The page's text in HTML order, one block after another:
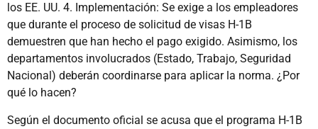
los EE. UU. 4. Implementación: Se exige a los empleadores
que durante el proceso de solicitud de visas H-1B
demuestren que han hecho el pago exigido. Asimismo, los
departamentos involucrados (Estado, Trabajo, Seguridad
Nacional) deberán coordinarse para aplicar la norma. ¿Por
qué lo hacen?
Según el documento oficial se acusa que el programa H-1B